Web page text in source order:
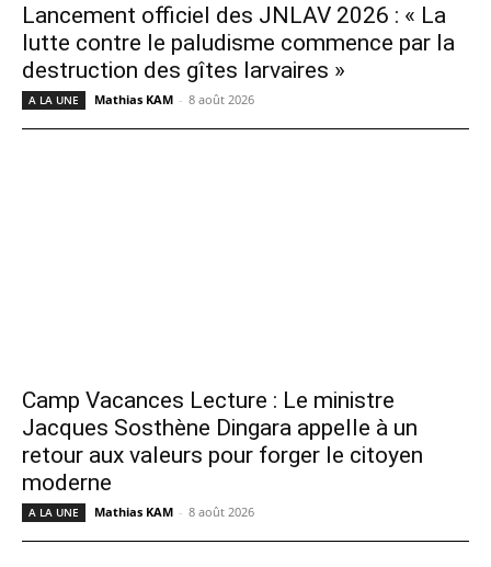
Lancement officiel des JNLAV 2026 : « La
lutte contre le paludisme commence par la
destruction des gîtes larvaires »
A LA UNE Mathias KAM - 8 août 2026
Camp Vacances Lecture : Le ministre
Jacques Sosthène Dingara appelle à un
retour aux valeurs pour forger le citoyen
moderne
A LA UNE Mathias KAM - 8 août 2026